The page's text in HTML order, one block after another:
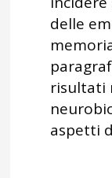
delle
risultati
aspetti